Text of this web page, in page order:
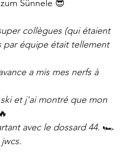
Sünnele 😎
collègues (qui étaient
par équipe était tellement
a mis mes nerfs à
et j'ai montré que mon
🔥
avec le dossard 44. 🏎️